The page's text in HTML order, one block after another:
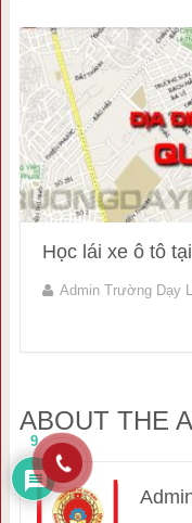
Học lái xe ô tô
Admin Trường Dạy
ABOUT THE
9